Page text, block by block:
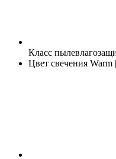
Класс
Цвет свечения Warm